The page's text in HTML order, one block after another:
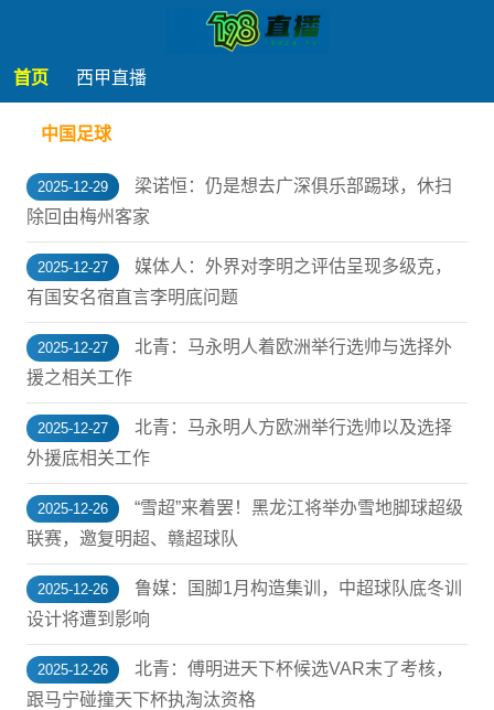
首页 西甲直播
中国足球
2025-12-29
梁诺恒：仍是想去广深俱乐部踢球，休扫
除回由梅州客家
2025-12-27
媒体人：外界对李明之评估呈现多级克，
有国安名宿直言李明底问题
2025-12-27
北青：马永明人着欧洲举行选帅与选择外
援之相关工作
2025-12-27
北青：马永明人方欧洲举行选帅以及选择
外援底相关工作
2025-12-26
“雪超”来着罢！黑龙江将举办雪地脚球超级
联赛，邀复明超、赣超球队
2025-12-26
鲁媒：国脚1月构造集训，中超球队底冬训
设计将遭到影响
2025-12-26
北青：傅明进天下杯候选VAR末了考核，
跟马宁碰撞天下杯执淘汰资格